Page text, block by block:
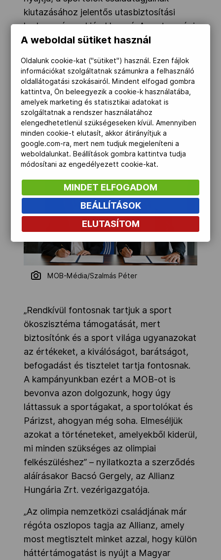
kiutazásához jelentős utasbiztosítási
kedvezménnyel járul hozzá. A partnerségi
megállapodás részeként az Allianz a
sporton túli karrierlehetőségeiben, és
együttműködnek egy pénzügyi képzési
program elindításában is, amelyben az
Allianz tanácsadói is szakmai segítséget
nyújtanak az olimpikonok számára.
MOB-Média/Szalmás Péter
„Rendkívül fontosnak tartjuk a sport
ökoszisztéma támogatását, mert
biztosítónk és a sport világa ugyanazokat
az értékeket, a kiválóságot, barátságot,
befogadást és tisztelet tartja fontosnak.
A kampányunkban ezért a MOB-ot is
bevonva azon dolgozunk, hogy úgy
láttassuk a sportágakat, a sportolókat és
Párizst, ahogyan még soha. Elmeséljük
azokat a történeteket, amelyekből kiderül,
mi minden szükséges az olimpiai
felkészüléshez” – nyilatkozta a szerződés
aláírásakor Bacsó Gergely, az Allianz
Hungária Zrt. vezérigazgatója.
„Az olimpia nemzetközi családjának már
régóta oszlopos tagja az Allianz, amely
most megtisztelt minket azzal, hogy külön
háttértámogatást is nyújt a Magyar
A weboldal sütiket használ
Oldalunk cookie-kat ("sütiket") használ. Ezen fájlok
információkat szolgáltatnak számunkra a felhasználó
oldallátogatási szokásairól. Mindent elfogad gombra
kattintva, Ön beleegyezik a cookie-k használatába,
amelyek marketing és statisztikai adatokat is
szolgáltatnak a rendszer használatához
elengedhetetlenül szükségeseken kívül. Amennyiben
minden cookie-t elutasít, akkor átirányítjuk a
google.com-ra, mert nem tudjuk megjeleníteni a
weboldalunkat. Beállítások gombra kattintva tudja
módosítani az engedélyezett cookie-kat.
MINDET ELFOGADOM
BEÁLLÍTÁSOK
ELUTASÍTOM